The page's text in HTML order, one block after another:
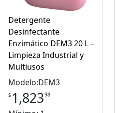
Detergente
Desinfectante
Enzimático DEM3 20 L –
Limpieza Industrial y
Multiusos
Modelo:DEM3
$ 1,82398